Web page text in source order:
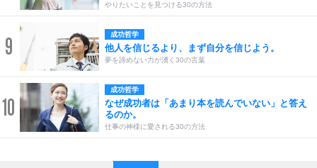
やりたいことを見つける30の方法
9 成功哲学
他人を信じるより、まず自分を信じよう。
夢を諦めない力が湧く30の言葉
10
成功哲学
なぜ成功者は「あまり本を読んでいない」と答え
るのか。
仕事の神様に愛される30の方法